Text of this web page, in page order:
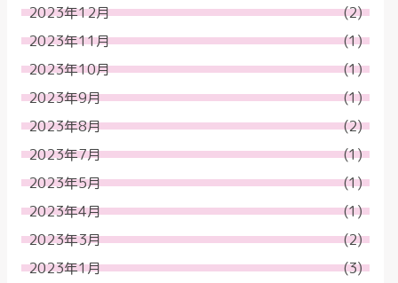
2023年12月
(2)
2023年11月
(1)
2023年10月
(1)
2023年9月
(1)
2023年8月
(2)
2023年7月
(1)
2023年5月
(1)
2023年4月
(1)
2023年3月
(2)
2023年1月
(3)